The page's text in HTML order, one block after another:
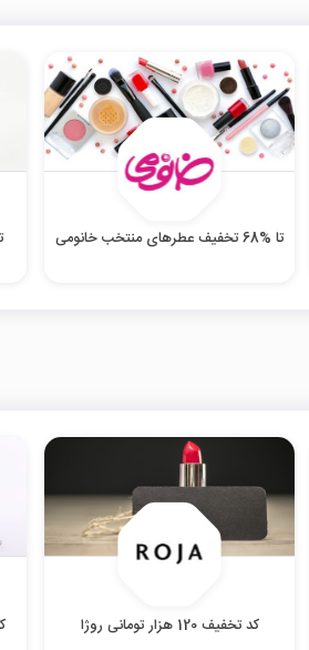
تا %68 تخفیف عطرهای منتخب خانومی
کد تخفیف 120 هزار تومانی روژا